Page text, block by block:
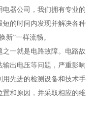
器公司，我们拥有专业的
的时间内发现并解决各种
新”一样流畅。
一就是电路故障。电路故
出电压等问题，严重影响
先进的检测设备和技术手
和原因，并采取相应的维